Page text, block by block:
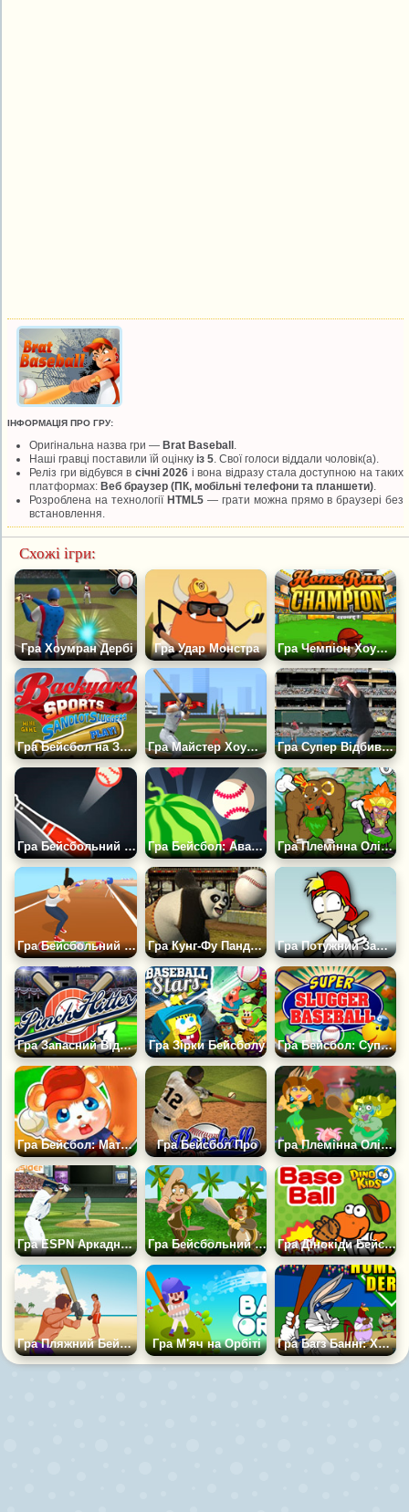
ІНФОРМАЦІЯ ПРО ГРУ:
Оригінальна назва гри —Brat Baseball
Наші гравці поставили їй оцінкуіз 5 . Свої голоси віддаличоловік(а).
Реліз гри відбувся в січні 2026 і вона відразу стала доступною на таких
платформах:Веб браузер (ПК, мобільні телефони та планшети)
Розроблена на технології HTML5— грати можна прямо в браузері без
встановлення.
Схожі ігри:
Гра Хоумран Дербі Гра Удар Монстра Гра Чемпіон Хоумранів
Гра Бейсбол на Задньому Дворі Гра Майстер Хоумранів Гра Супер Відбиваючий
Гра Бейсбольний Удар Гра Бейсбол: Аварія Гра Племінна Олімпіада
Гра Бейсбольний Бігун Гра Кунг-Фу Панда: Бейсбол Гра Потужний Замах
Гра Запасний Відбиваючий 3 Гра Зірки Бейсболу Гра Бейсбол: Суперударник
Гра Бейсбол: Матч Зірок Гра Бейсбол Про Гра Племінна Олімпіада 2
Гра ESPN Аркадний Бейсбол Гра Бейсбольний Павіан Гра Дінокіди Бейсбол
Гра Пляжний Бейсбол Гра М'яч на Орбіті Гра Багз Банні: Хоумран Змагання